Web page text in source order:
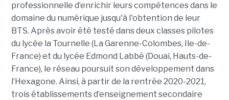
professionnelle d’enrichir leurs compétences dans le
domaine du numérique jusqu'à l'obtention de leur
BTS. Après avoir été testé dans deux classes pilotes
du lycée la Tournelle (La Garenne-Colombes, Ile-de-
France) et du lycée Edmond Labbé (Douai, Hauts-de-
France), le réseau poursuit son développement dans
l’Hexagone. Ainsi, à partir de la rentrée 2020-2021,
trois établissements d’enseignement secondaire